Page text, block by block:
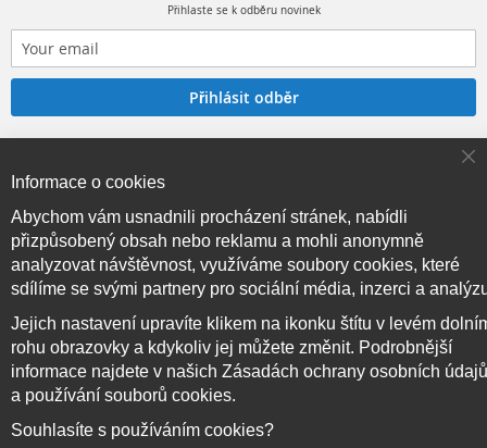
Přihlaste se k odběru novinek
Přihlásit odběr
vyhrazena.
Informace o cookies
Abychom vám usnadnili procházení stránek, nabídli
přizpůsobený obsah nebo reklamu a mohli anonymně
analyzovat návštěvnost, využíváme soubory cookies, které
sdílíme se svými partnery pro sociální média, inzerci a
Jejich nastavení upravíte klikem na ikonku štítu v levém
rohu obrazovky a kdykoliv jej můžete změnit. Podrobnější
informace najdete v našich Zásadách ochrany osobních údajů
a používání souborů cookies.
Souhlasíte s používáním cookies?